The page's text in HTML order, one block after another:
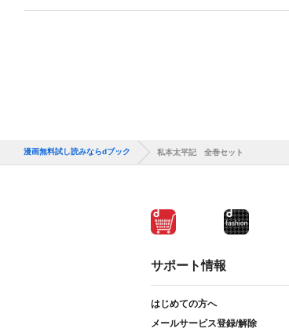
漫画無料試し読みならdブック 私本太平記 全巻セット
サポート情報
はじめての方へ
メールサービス登録/解除